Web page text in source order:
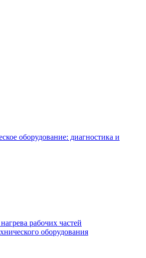
оборудование: диагностика и
рабочих частей
оборудования